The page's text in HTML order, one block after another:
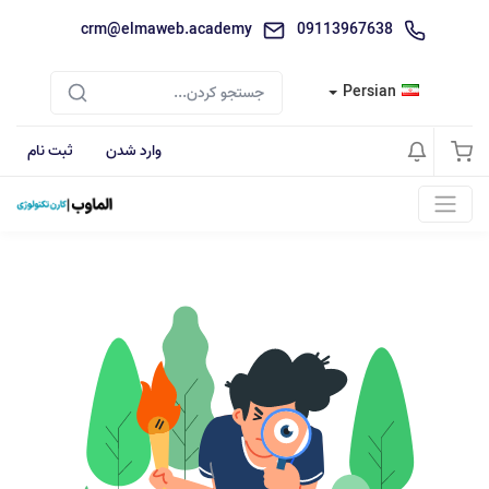
09113967638
crm@elmaweb.academy
Persian
وارد شدن ثبت نام